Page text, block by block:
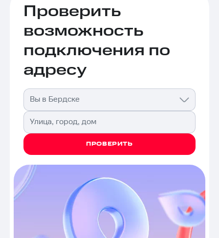
Проверить
возможность
подключения по
адресу
Вы в Бердске
Улица, город, дом
ПРОВЕРИТЬ